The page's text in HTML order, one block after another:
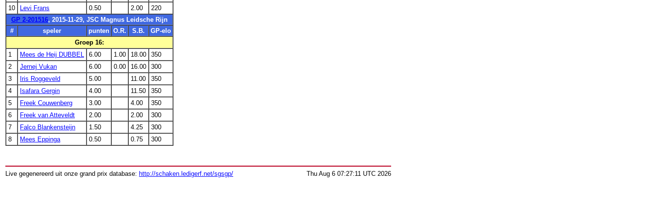
10
Levi Frans 0.50 2.00
220
GP 2-201516, 2015-11-29, JSC Magnus Leidsche Rijn
#
speler punten O.R. S.B.
GP-elo
Groep 16:
1
Mees de Heij DUBBEL 6.00 1.00 18.00
350
2
Jernej Vukan 6.00 0.00 16.00
300
3
Iris Roggeveld 5.00 11.00
350
4
Isafara Gergin 4.00 11.50
350
5
Freek Couwenberg 3.00 4.00
350
6
Freek van Atteveldt 2.00 2.00
300
7
Falco Blankensteijn 1.50 4.25
300
8
Mees Eppinga 0.50 0.75 300
Live gegenereerd uit onze grand prix database: http://schaken.ledigerf.net/sgsgp/ Thu Aug 6 07:27:11 UTC 2026